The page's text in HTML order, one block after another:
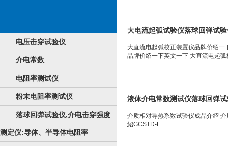
电压击穿试验仪
介电常数
电阻率测试仪
粉末电阻率测试仪
落球回弹试验仪,介电击穿强度
测定仪:导体、半导体电阻率
大电流起弧试验仪落球回弹试
大直流电起弧校正装置仪品牌价绍
品牌价绍一下英文一下 大直流电起
液体介电常数测试仪落球回弹
介质相对导热系数试验仪成品介紹
紹GCSTD-F...